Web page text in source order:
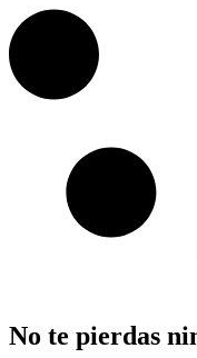
No te pierdas